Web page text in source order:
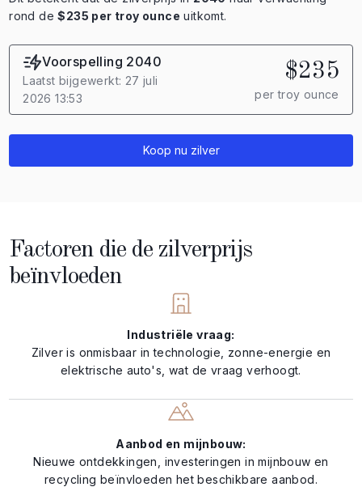
rond de$235 per troy ounce uitkomt.
Voorspelling 2040
Laatst bijgewerkt: 27 juli
2026 13:53
$235
per troy ounce
Koop nu zilver
Factoren die de zilverprijs
beïnvloeden
Industriële vraag:
Zilver is onmisbaar in technologie, zonne-energie en
elektrische auto's, wat de vraag verhoogt.
Aanbod en mijnbouw:
Nieuwe ontdekkingen, investeringen in mijnbouw en
recycling beïnvloeden het beschikbare aanbod.